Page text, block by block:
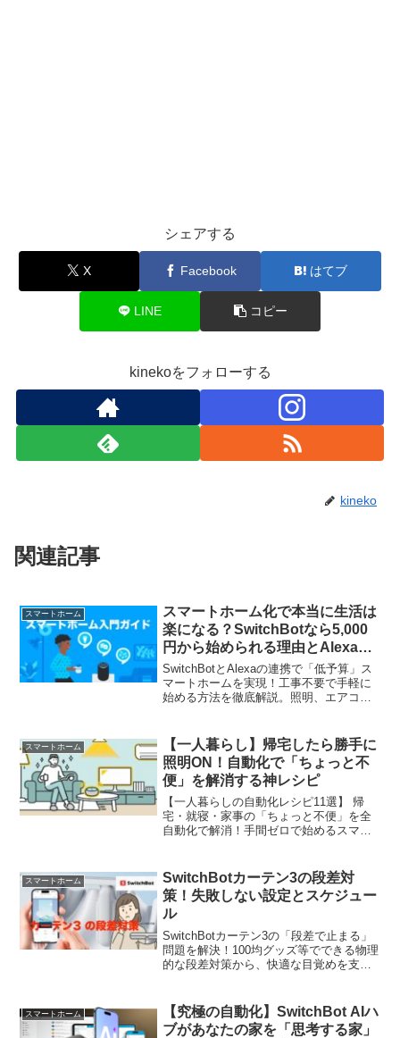
シェアする
X Facebook はてブ
LINE コピー
kinekoをフォローする
kineko
関連記事
スマートホーム
スマートホーム化で本当に生活は
楽になる？SwitchBotなら5,000
円から始められる理由とAlexa連
携のコツを解説
SwitchBotとAlexaの連携で「低予算」ス
マートホームを実現！工事不要で手軽に
始める方法を徹底解説。照明、エアコ
スマートホーム
【一人暮らし】帰宅したら勝手に
照明ON！自動化で「ちょっと不
便」を解消する神レシピ
【一人暮らしの自動化レシピ11選】 帰
宅・就寝・家事の「ちょっと不便」を全
自動化で解消！手間ゼロで始めるスマー
めデバイスを紹介します。
スマートホーム
SwitchBotカーテン3の段差対
策！失敗しない設定とスケジュー
ル
SwitchBotカーテン3の「段差で止まる」
問題を解決！100均グッズ等でできる物理
的な段差対策から、快適な目覚めを支え
方、設定を極めて生活の質を上げたい方
は必見の実践ガイドです。
スマートホーム
【究極の自動化】SwitchBot AIハ
ブがあなたの家を「思考する家」